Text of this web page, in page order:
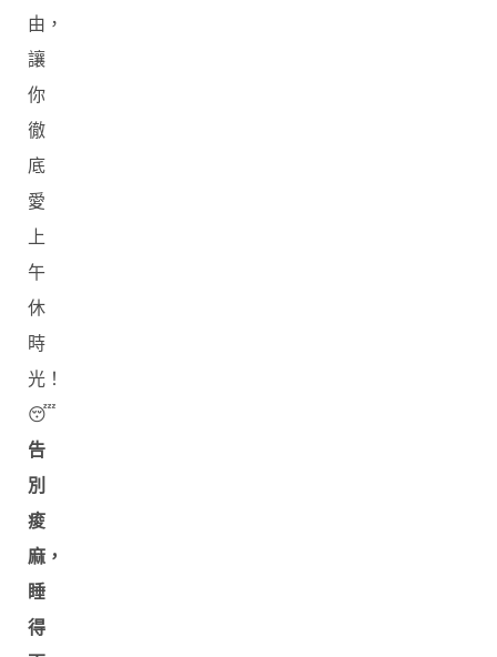
由，
讓
你
徹
底
愛
上
午
休
時
光！
😴
告
別
痠
麻，
睡
得